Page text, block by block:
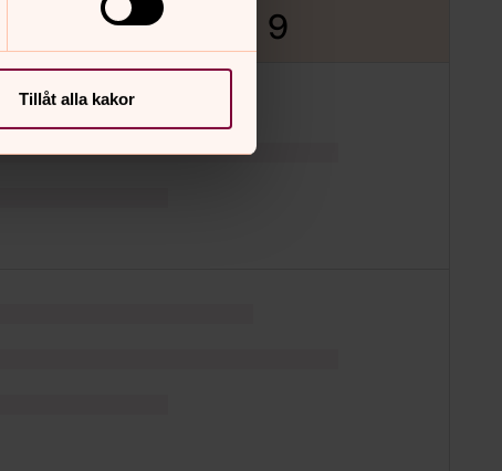
Tillåt alla kakor
9